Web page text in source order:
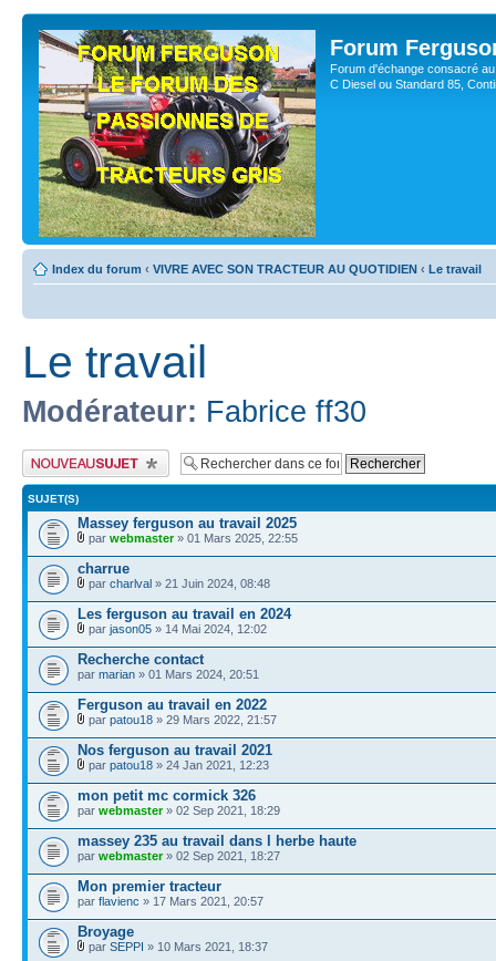
Forum
Forum d'échange consacré
C Diesel ou Standard 85,
Index du forum ‹ VIVRE AVEC SON TRACTEUR AU QUOTIDIEN ‹ Le travail
Le travail
Modérateur: Fabrice ff30
Publier un nouveau sujet
SUJET(S)
Massey ferguson au travail 2025
par webmaster» 01 Mars 2025, 22:55
charrue
par charlval » 21 Juin 2024, 08:48
Les ferguson au travail en 2024
par jason05 » 14 Mai 2024, 12:02
Recherche contact
par marian » 01 Mars 2024, 20:51
Ferguson au travail en 2022
par patou18 » 29 Mars 2022, 21:57
Nos ferguson au travail 2021
par patou18 » 24 Jan 2021, 12:23
mon petit mc cormick 326
par webmaster» 02 Sep 2021, 18:29
massey 235 au travail dans l herbe haute
par webmaster» 02 Sep 2021, 18:27
Mon premier tracteur
par flavienc » 17 Mars 2021, 20:57
Broyage
par SEPPI » 10 Mars 2021, 18:37